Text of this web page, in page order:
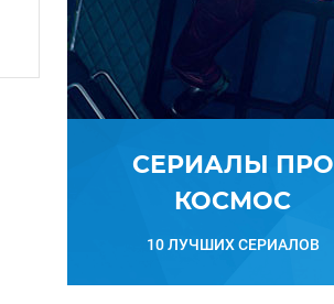
СЕРИАЛЫ ПРО
КОСМОС
10 ЛУЧШИХ СЕРИАЛОВ